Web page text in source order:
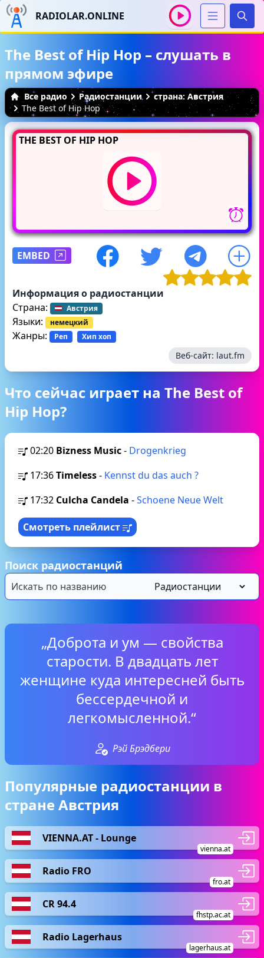
RADIOLAR.ONLINE
The Best of Hip Hop – слушать в
прямом эфире
Все радио Радиостанции
страна: Австрия
The Best of Hip Hop
THE BEST OF HIP HOP
EMBED
Информация о радиостанции
Страна:
Австрия
Языки: немецкий
Жанры: Реп Хип хоп
Веб-сайт: laut.fm
Что сейчас играет на The Best of
Hip Hop?
02:20 Bizness Music- Drogenkrieg
17:36Timeless- Kennst du das auch ?
17:32 Culcha Candela -Schoene Neue Welt
Смотреть плейлист
Поиск радиостанций
„Доброта и ум — свойства
старости. В двадцать лет
женщине куда интересней быть
бессердечной и
легкомысленной.“
Рэй Брэдбери
Популярные радиостанции в
стране Австрия
VIENNA.AT - Lounge
vienna.at
Radio FRO
fro.at
CR 94.4
fhstp.ac.at
Radio Lagerhaus
lagerhaus.at